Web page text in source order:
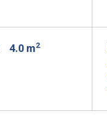
4.0 m2